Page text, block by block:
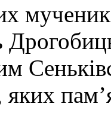
яких